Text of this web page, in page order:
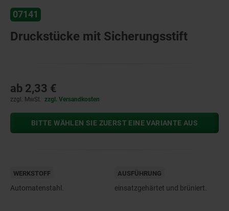
07141
Druckstücke mit Sicherungsstift
ab 2,33 €
zzgl. MwSt. zzgl. Versandkosten
BITTE WÄHLEN SIE ZUERST EINE VARIANTE AUS
WERKSTOFF
Automatenstahl.
AUSFÜHRUNG
einsatzgehärtet und brüniert.